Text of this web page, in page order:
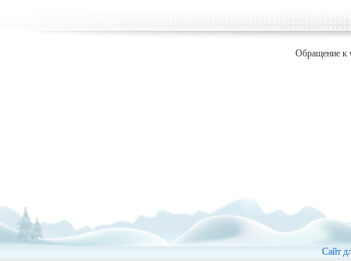
Обращение к
Сайт